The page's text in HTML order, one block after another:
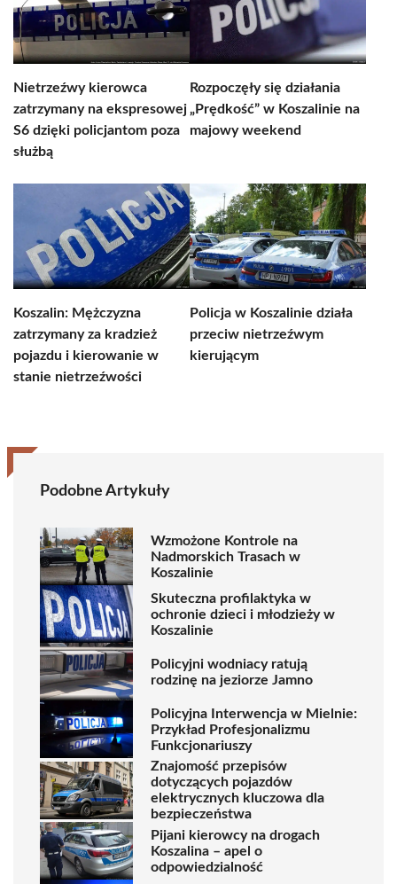
Nietrzeźwy kierowca
zatrzymany na ekspresowej
S6 dzięki policjantom poza
służbą
Rozpoczęły się działania
„Prędkość” w Koszalinie na
majowy weekend
Koszalin: Mężczyzna
zatrzymany za kradzież
pojazdu i kierowanie w
stanie nietrzeźwości
Policja w Koszalinie działa
przeciw nietrzeźwym
kierującym
Podobne Artykuły
Wzmożone Kontrole na
Nadmorskich Trasach w
Koszalinie
Skuteczna profilaktyka w
ochronie dzieci i młodzieży w
Koszalinie
Policyjni wodniacy ratują
rodzinę na jeziorze Jamno
Policyjna Interwencja w Mielnie:
Przykład Profesjonalizmu
Funkcjonariuszy
Znajomość przepisów
dotyczących pojazdów
elektrycznych kluczowa dla
bezpieczeństwa
Pijani kierowcy na drogach
Koszalina – apel o
odpowiedzialność